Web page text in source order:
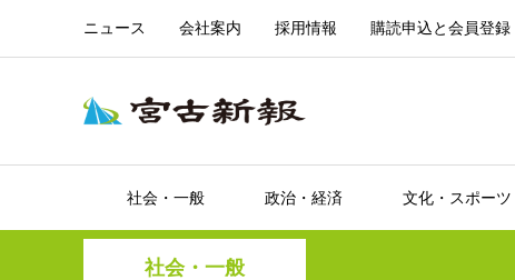
ニュース 会社案内 採用情報 購読申込と会員登録
社会・一般 政治・経済 文化・スポーツ
社会・一般